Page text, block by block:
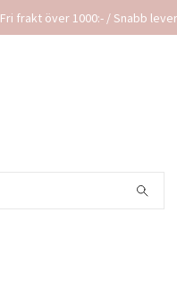
Fri frakt över 1000:- / Snabb